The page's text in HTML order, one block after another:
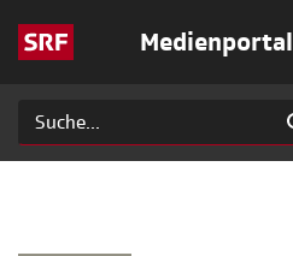
Medienportal